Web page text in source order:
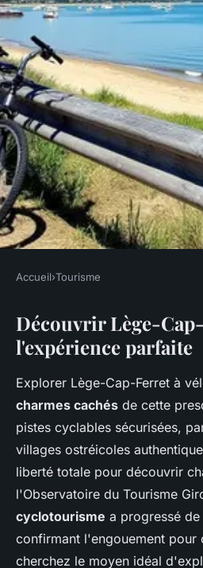
Louez votre vélo
ferret : modes et
Isaac•9 mars 2026•7 min de
Accueil›Tourisme
Découvrir Lège-
l'expérience parfaite
Explorer Lège-Cap-Ferret à
charmes cachés de cette
pistes cyclables sécurisées,
villages ostréicoles
liberté totale pour découvrir
l'Observatoire du Tourisme
cyclotourisme a progressé
confirmant l'engouement pour
cherchez le moyen idéal